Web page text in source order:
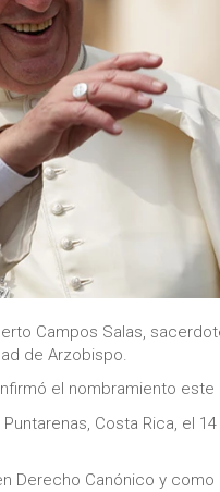
Campos Salas,
de Arzobispo.
el nombramiento este
Costa Rica, el
Derecho Canónico y